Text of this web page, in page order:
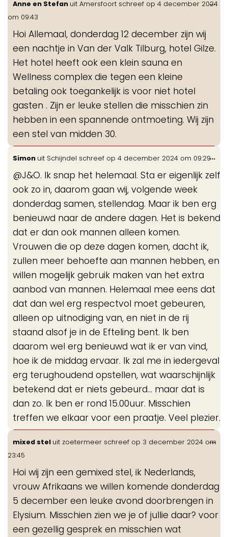
Anne en Stefan uit Amersfoort schreef op 4 december 2024
om 09:43
Hoi Allemaal, donderdag 12 december zijn wij
een nachtje in Van der Valk Tilburg, hotel Gilze.
Het hotel heeft ook een klein sauna en
Wellness complex die tegen een kleine
betaling ook toegankelijk is voor niet hotel
gasten . Zijn er leuke stellen die misschien zin
hebben in een spannende ontmoeting. Wij zijn
een stel van midden 30.
...
Simon uit Schijndel schreef op 4 december 2024 om 09:29
@J&O. Ik snap het helemaal. Sta er eigenlijk zelf
ook zo in, daarom gaan wij, volgende week
donderdag samen, stellendag. Maar ik ben erg
benieuwd naar de andere dagen. Het is bekend
dat er dan ook mannen alleen komen.
Vrouwen die op deze dagen komen, dacht ik,
zullen meer behoefte aan mannen hebben, en
willen mogelijk gebruik maken van het extra
aanbod van mannen. Helemaal mee eens dat
dat dan wel erg respectvol moet gebeuren,
alleen op uitnodiging van, en niet in de rij
staand alsof je in de Efteling bent. Ik ben
daarom wel erg benieuwd wat ik er van vind,
hoe ik de middag ervaar. Ik zal me in iedergeval
erg terughoudend opstellen, wat waarschijnlijk
betekend dat er niets gebeurd... maar dat is
dan zo. Ik ben er rond 15.00uur. Misschien
treffen we elkaar voor een praatje. Veel plezier.
...
mixed stel uit zoetermeer schreef op 3 december 2024 om
23:45
Hoi wij zijn een gemixed stel, ik Nederlands,
vrouw Afrikaans we willen komende donderdag
5 december een leuke avond doorbrengen in
Elysium. Misschien zien we je of jullie daar? voor
een gezellig gesprek en misschien wat
...